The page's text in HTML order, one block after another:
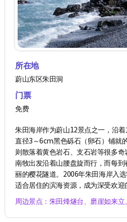
所在地
蔚山东区朱田洞
门票
免费
朱田海岸作为蔚山12景点之一，沿
直径3～6cm黑色砾石（卵石）铺就
则散落着黄色岩石、支石岩等很多
南牧出发沿着山腰盘旋而行，而每
丽的樱花隧道。2006年朱田海岸入选
适合居住的滨海资源，成为深受欢迎
周边景点：朱田烽燧台、磨崖如来